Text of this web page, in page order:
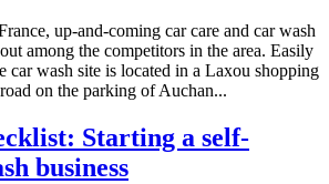
up-and-coming car care and car wash
among the competitors in the area. Easily
car wash site is located in a Laxou shopping
on the parking of Auchan...
Starting a self-
business